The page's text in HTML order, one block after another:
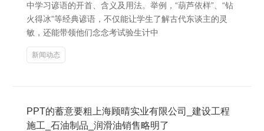
中学习谚语的开首、含义及用法。举例，“葫芦依样”、“钻
火得冰”等经典谚语，不仅能让学生了解古代东谈主的灵
敏，还能带领他们念念考试验生计中
新闻动态
PPT的蓄意要粗上海顾晴实业有限公司_建设工程
施工_石油制品_润滑油销售略明了